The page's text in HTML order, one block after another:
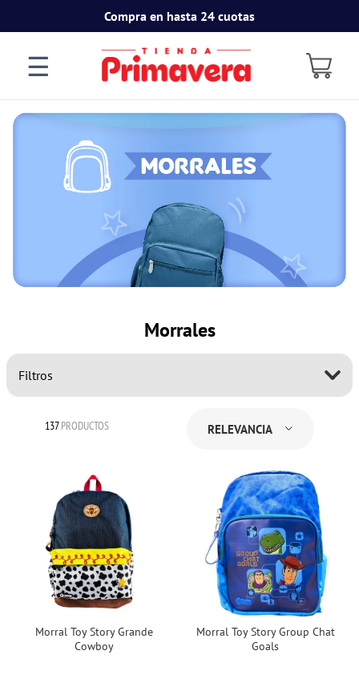
Compra en hasta 24 cuotas
☰
Morrales
Filtros
137PRODUCTOS RELEVANCIA
Morral Toy Story Grande
Cowboy
Morral Toy Story Group Chat
Goals